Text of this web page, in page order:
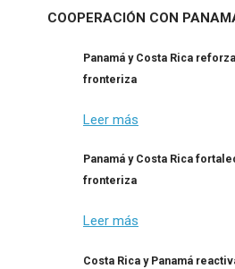
COOPERACIÓN CON
Panamá y Costa Rica
fronteriza
Leer más
Panamá y Costa Rica
fronteriza
Leer más
Costa Rica y Panamá